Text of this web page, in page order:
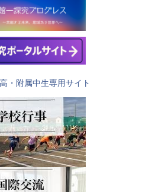
・附属中生専用サイト